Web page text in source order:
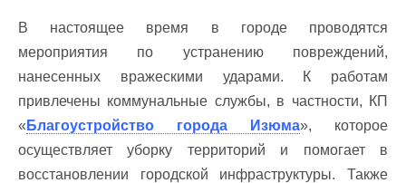
В настоящее время в городе проводятся
мероприятия по устранению повреждений,
нанесенных вражескими ударами. К работам
привлечены коммунальные службы, в частности, КП
« Благоустройство города Изюма», которое
осуществляет уборку территорий и помогает в
восстановлении городской инфраструктуры. Также